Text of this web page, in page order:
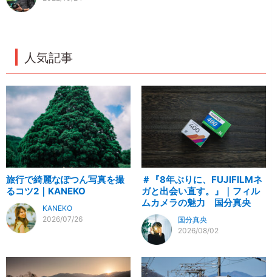
人気記事
旅行で綺麗なぽつん写真を撮
るコツ2｜KANEKO
KANEKO
2026/07/26
＃『8年ぶりに、FUJIFILMネ
ガと出会い直す。』｜フィル
ムカメラの魅力 国分真央
国分真央
2026/08/02